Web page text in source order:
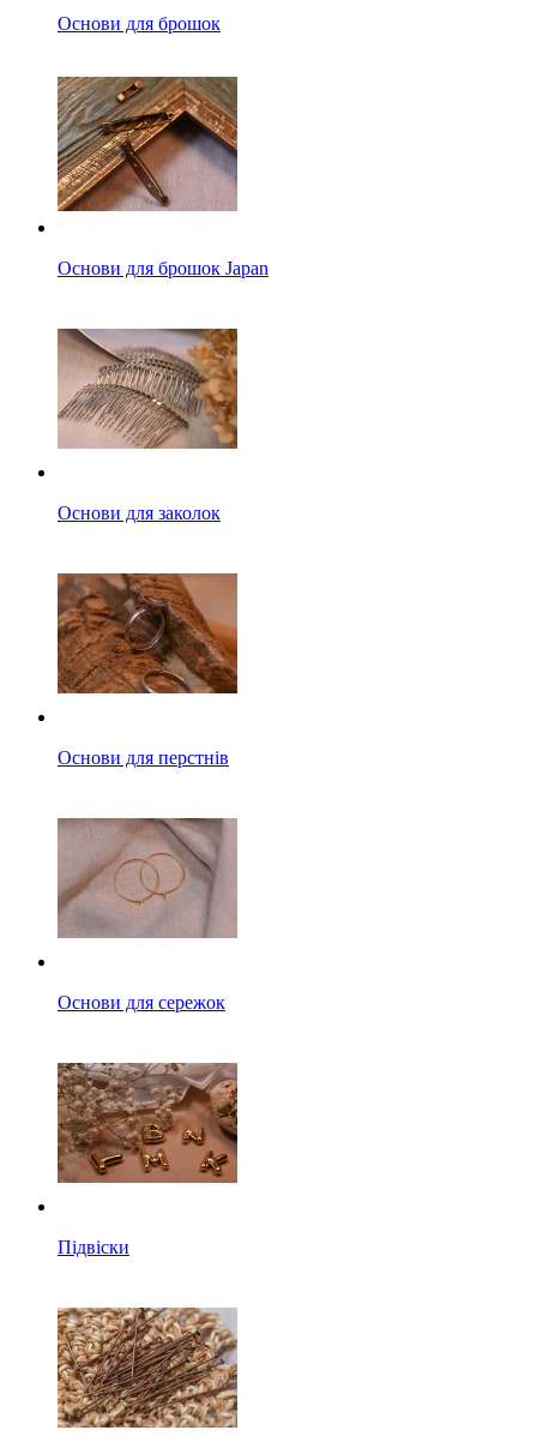
Основи для брошок
Основи для брошок Japan
Основи для заколок
Основи для перстнів
Основи для сережок
Підвіски